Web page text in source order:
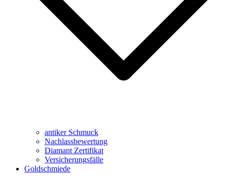
antiker Schmuck
Nachlassbewertung
Diamant Zertifikat
Versicherungsfälle
Goldschmiede